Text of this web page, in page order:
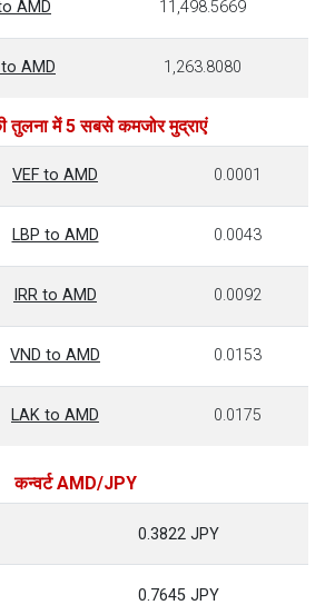
AMD 11,498.5669
to AMD 1,263.8080
तुलना में 5 सबसे कमजोर मुद्राएं
VEF to AMD 0.0001
LBP to AMD 0.0043
IRR to AMD 0.0092
VND to AMD 0.0153
LAK to AMD 0.0175
कन्वर्ट AMD/JPY
0.3822 JPY
0.7645 JPY